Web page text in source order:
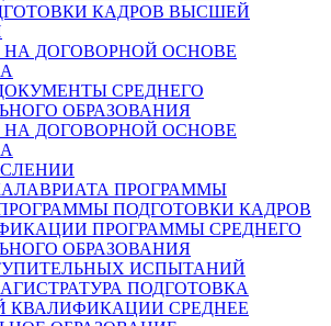
КАДРОВ ВЫСШЕЙ
ДОГОВОРНОЙ ОСНОВЕ
СРЕДНЕГО
ОБРАЗОВАНИЯ
ДОГОВОРНОЙ ОСНОВЕ
ПРОГРАММЫ
ПОДГОТОВКИ КАДРОВ
ПРОГРАММЫ СРЕДНЕГО
ОБРАЗОВАНИЯ
ИСПЫТАНИЙ
ПОДГОТОВКА
КВАЛИФИКАЦИИ СРЕДНЕЕ